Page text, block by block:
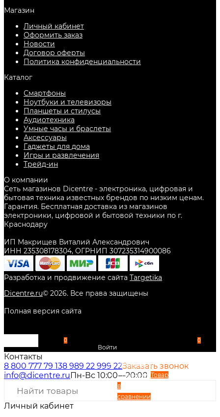
Магазин
Личный кабинет
Оформить заказ
Новости
Договор оферты
Политика конфиденциальности
Каталог
Смартфоны
Ноутбуки и телевизоры
Планшеты и стилусы
Аудиотехника
Умные часы и браслеты
Аксессуары
Гаджеты для дома
Игры и развлечения
Трейд-ин
О компании
Сеть магазинов Dicentre - электроника, цифровая и
бытовая техника известных брендов по низким ценам.
Гарантия. Бесплатная доставка из магазинов
электроники, цифровой и бытовой техники по г.
Краснодару
ИП Макрищев Виталий Александрович
ИНН 235308178304, ОГРНИП 307235314900086
Разработка и продвижение сайта Targetika
Dicentre.ru© 2026. Все права защищены
Полная версия сайта
0
Войти
Избранное
Сравнение Товар
в
сравнении
0
Контакты
8 800 777 79 138 989 22 999 22Заказать звонок
info@dicentre.ru Пн-Вс 10:00—20:00
Личный кабинет